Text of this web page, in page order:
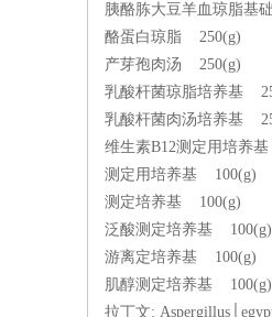
胰酪胨大豆羊血琼脂
酪蛋白琼脂 250(g)
产芽孢肉汤 250(g)
乳酸杆菌琼脂培养基
乳酸杆菌肉汤培养基
维生素B12测定用培
测定用培养基
测定培养基 100(g)
泛酸测定培养基
游离定培养基
肌醇测定培养基
拉丁文: